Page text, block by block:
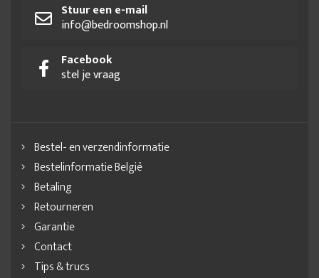
Stuur een e-mail
info@bedroomshop.nl
Facebook
stel je vraag
Bestel- en verzendinformatie
Bestelinformatie België
Betaling
Retourneren
Garantie
Contact
Tips & trucs